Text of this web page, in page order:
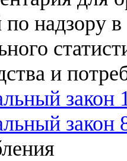
надзору
и
закон
закон